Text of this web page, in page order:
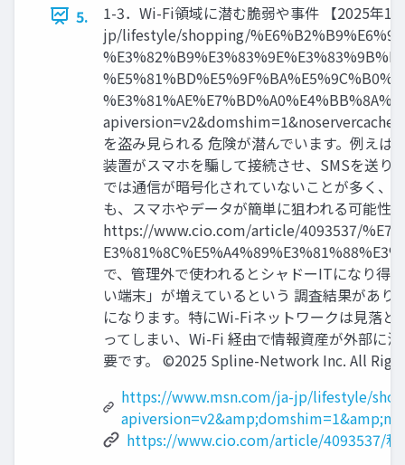
5.
1-3．Wi-Fi領域に潜む脆弱や事件 【2025年
jp/lifestyle/shopping/
を盗み見られる 危険が潜んでいます。例え
装置がスマホを騙して接続させ、SMSを送り
では通信が暗号化されていないことが多く、
も、スマホやデータが簡単に狙われる可能性
https://www.cio.com/article/4093537/
で、管理外で使われるとシャドーITになり得
い端末」が増えているという 調査結果があ
になります。特にWi-Fiネットワークは見落
ってしまい、Wi-Fi 経由で情報資産が外部に
要です。 ©2025 Spline-Network Inc. All
https://www.msn.com/ja-jp/lifestyle/
https://www.cio.com/article/4093537/私